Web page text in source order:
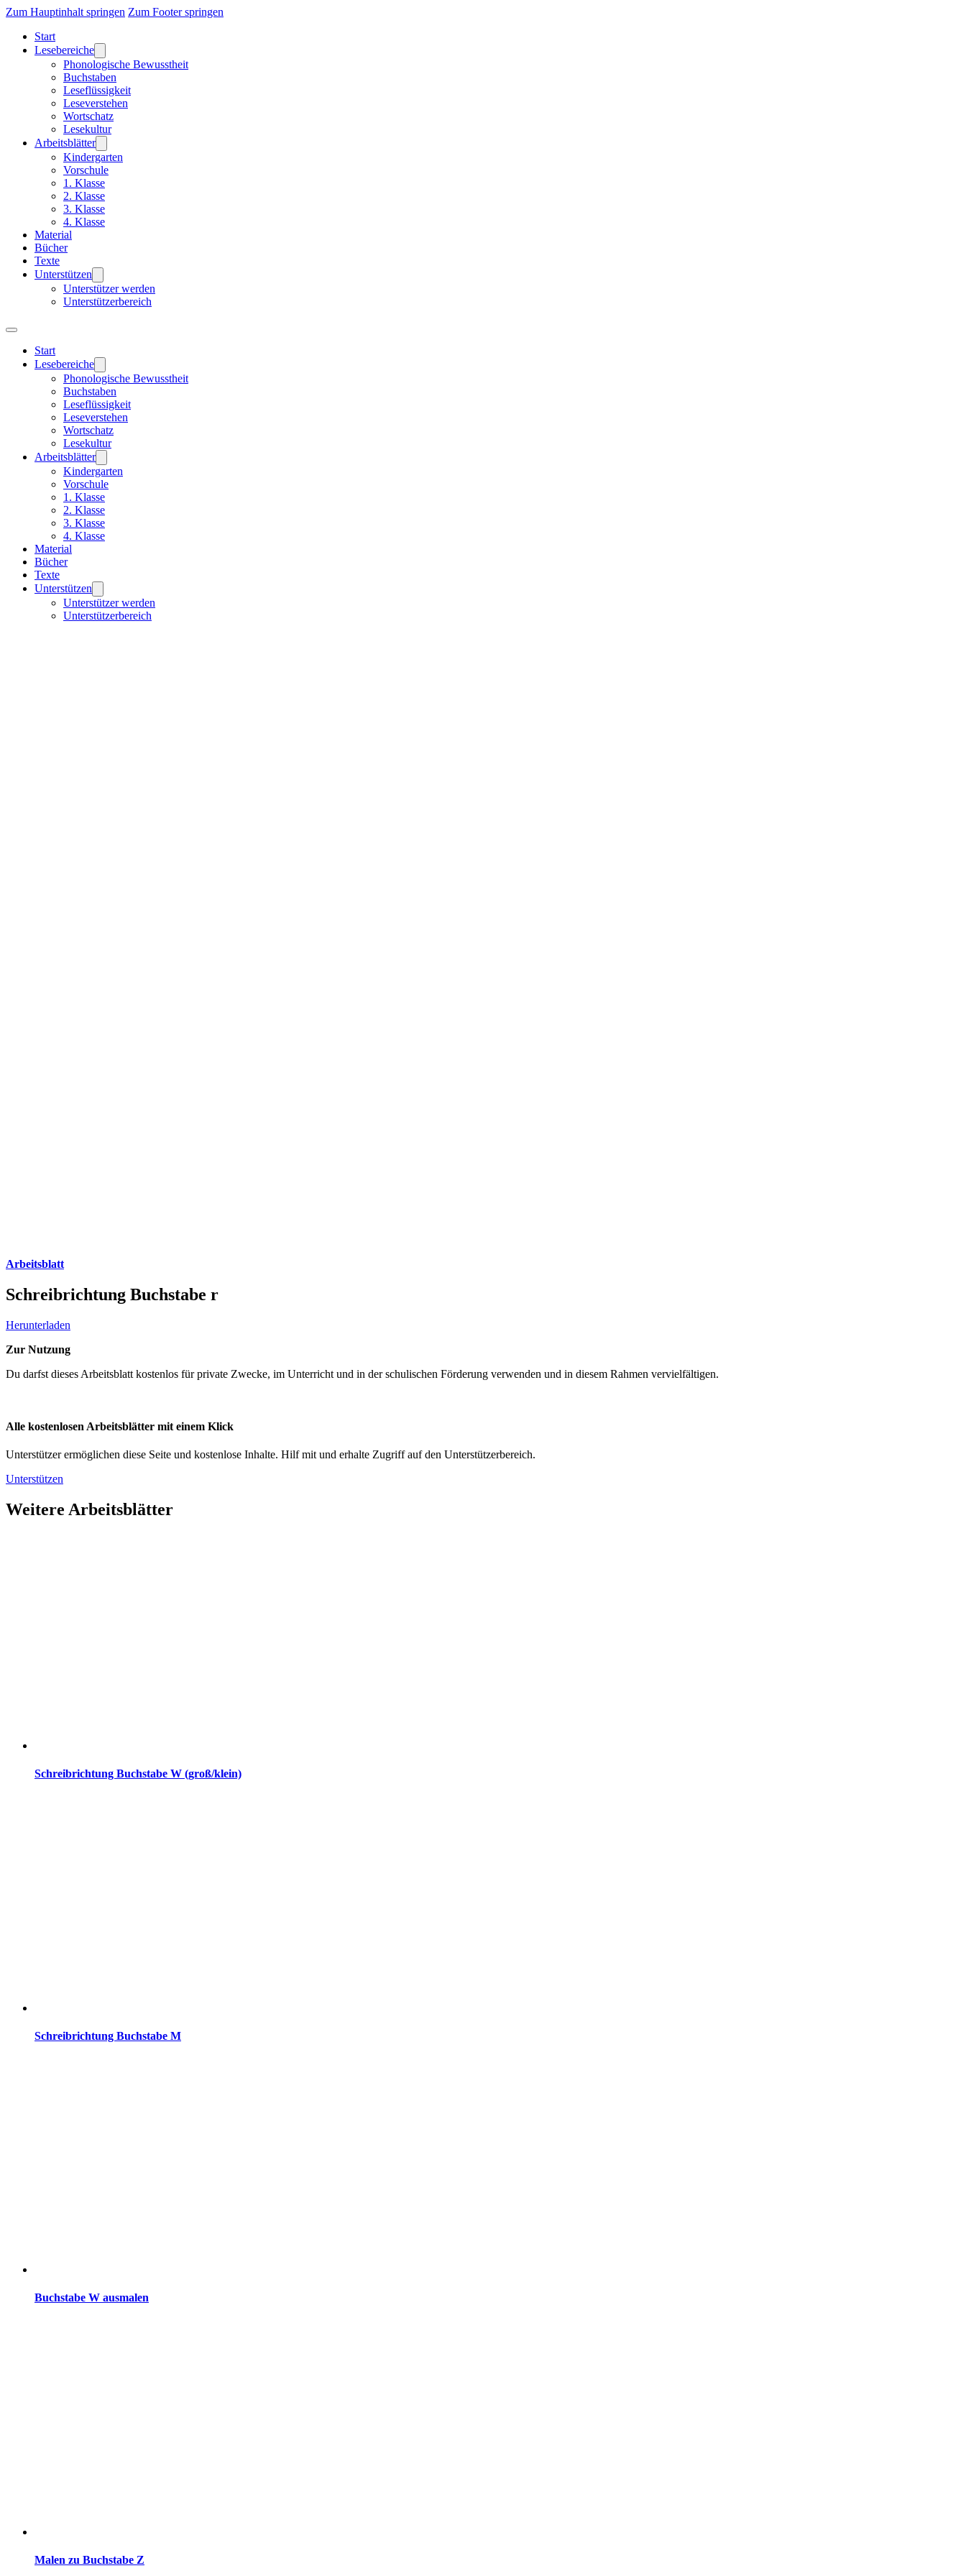
Zum Hauptinhalt springen Zum Footer springen
Start
Lesebereiche
Phonologische Bewusstheit
Buchstaben
Leseflüssigkeit
Leseverstehen
Wortschatz
Lesekultur
Arbeitsblätter
Kindergarten
Vorschule
1. Klasse
2. Klasse
3. Klasse
4. Klasse
Material
Bücher
Texte
Unterstützen
Unterstützer werden
Unterstützerbereich
Start
Lesebereiche
Phonologische Bewusstheit
Buchstaben
Leseflüssigkeit
Leseverstehen
Wortschatz
Lesekultur
Arbeitsblätter
Kindergarten
Vorschule
1. Klasse
2. Klasse
3. Klasse
4. Klasse
Material
Bücher
Texte
Unterstützen
Unterstützer werden
Unterstützerbereich
Arbeitsblatt
Schreibrichtung Buchstabe r
Herunterladen
Zur Nutzung
Du darfst dieses Arbeitsblatt kostenlos für private Zwecke, im Unterricht und in der schulischen Förderung verwenden und in diesem Rahmen vervielfältigen.
Alle kostenlosen Arbeitsblätter mit einem Klick
Unterstützer ermöglichen diese Seite und kostenlose Inhalte. Hilf mit und erhalte Zugriff auf den Unterstützerbereich.
Unterstützen
Weitere Arbeitsblätter
Schreibrichtung Buchstabe W (groß/klein)
Schreibrichtung Buchstabe M
Buchstabe W ausmalen
Malen zu Buchstabe Z